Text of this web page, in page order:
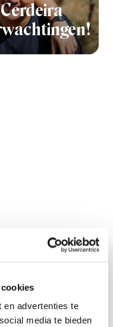
en advertenties te
media te bieden
en